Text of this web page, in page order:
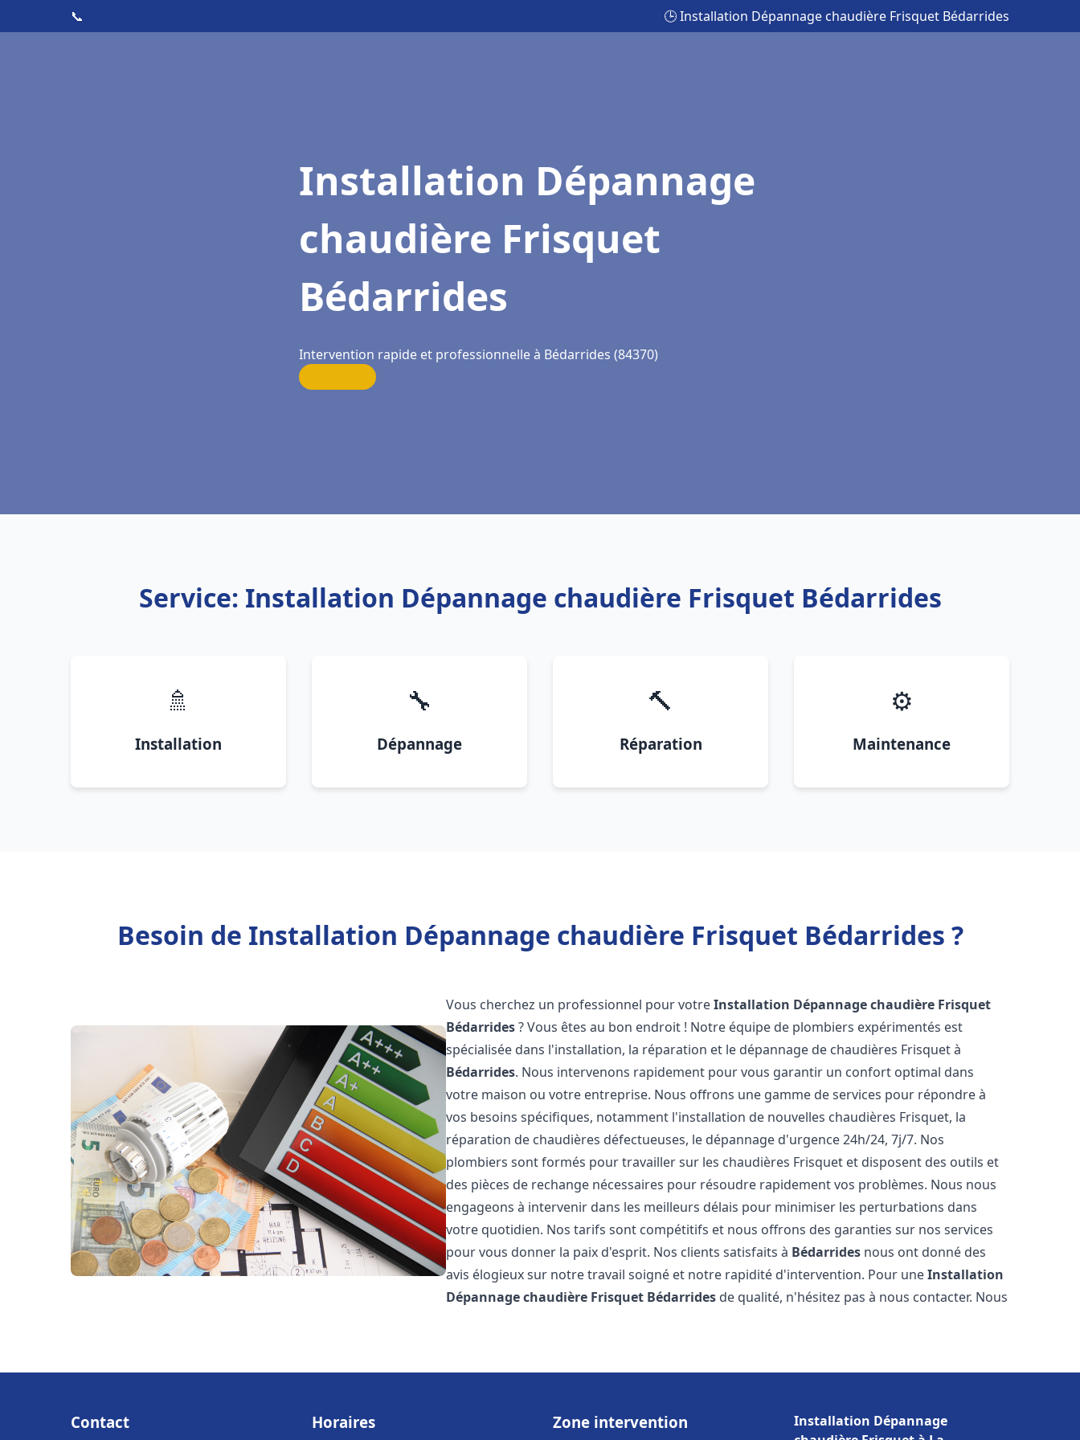
📞 🕒 Installation Dépannage chaudière Frisquet Bédarrides
Installation Dépannage
chaudière Frisquet
Bédarrides
Intervention rapide et professionnelle à Bédarrides (84370)
Service: Installation Dépannage chaudière Frisquet Bédarrides
🚿
Installation
🔧
Dépannage
🔨
Réparation
⚙️
Maintenance
Besoin de Installation Dépannage chaudière Frisquet Bédarrides ?
Vous cherchez un professionnel pour votreInstallation Dépannage chaudière Frisquet
Bédarrides? Vous êtes au bon endroit ! Notre équipe de plombiers expérimentés est
spécialisée dans l'installation, la réparation et le dépannage de chaudières Frisquet à
Bédarrides. Nous intervenons rapidement pour vous garantir un confort optimal dans
votre maison ou votre entreprise. Nous offrons une gamme de services pour répondre à
vos besoins spécifiques, notamment l'installation de nouvelles chaudières Frisquet, la
réparation de chaudières défectueuses, le dépannage d'urgence 24h/24, 7j/7. Nos
plombiers sont formés pour travailler sur les chaudières Frisquet et disposent des outils et
des pièces de rechange nécessaires pour résoudre rapidement vos problèmes. Nous nous
engageons à intervenir dans les meilleurs délais pour minimiser les perturbations dans
votre quotidien. Nos tarifs sont compétitifs et nous offrons des garanties sur nos services
pour vous donner la paix d'esprit. Nos clients satisfaits à Bédarrides nous ont donné des
avis élogieux sur notre travail soigné et notre rapidité d'intervention. Pour uneInstallation
Dépannage chaudière Frisquet Bédarrides de qualité, n'hésitez pas à nous contacter. Nous
Contact Horaires Zone intervention
Installation Dépannage